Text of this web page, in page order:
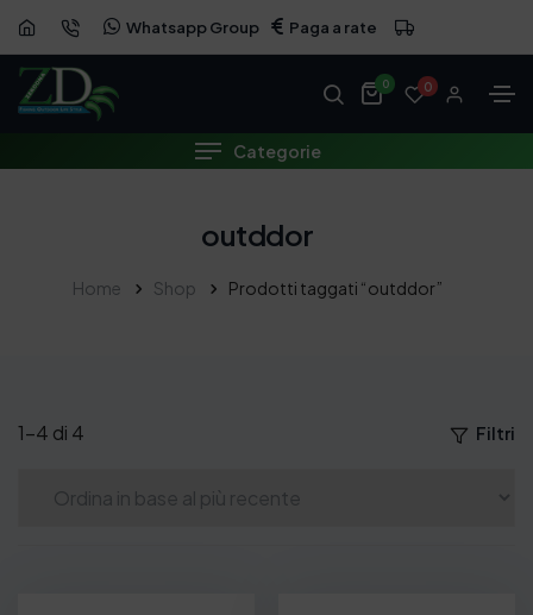
Whatsapp Group Paga a rate
0 0
Categorie
outddor
Home Shop Prodotti taggati “outddor”
1–4 di 4 Filtri